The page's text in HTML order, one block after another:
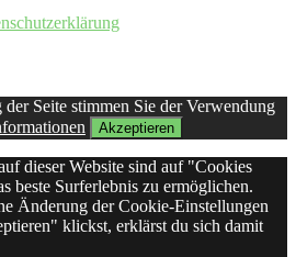
Seite stimmen Sie der Verwendung
Akzeptieren
dieser Website sind auf "Cookies
beste Surferlebnis zu ermöglichen.
Änderung der Cookie-Einstellungen
klickst, erklärst du sich damit